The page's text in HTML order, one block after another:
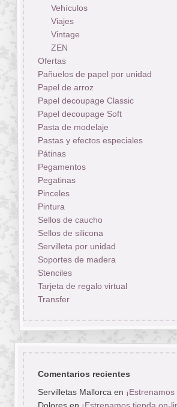
Vehículos
Viajes
Vintage
ZEN
Ofertas
Pañuelos de papel por unidad
Papel de arroz
Papel decoupage Classic
Papel decoupage Soft
Pasta de modelaje
Pastas y efectos especiales
Pátinas
Pegamentos
Pegatinas
Pinceles
Pintura
Sellos de caucho
Sellos de silicona
Servilleta por unidad
Soportes de madera
Stenciles
Tarjeta de regalo virtual
Transfer
Comentarios recientes
Servilletas Mallorcaen